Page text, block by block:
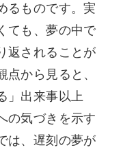
るものです。実
ても、夢の中で
返されることが
から見ると、
」出来事以上
の気づきを示す
は、遅刻の夢が